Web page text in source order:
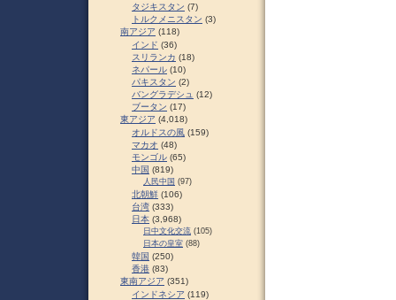
タジキスタン (7)
トルクメニスタン (3)
南アジア (118)
インド (36)
スリランカ (18)
ネパール (10)
パキスタン (2)
バングラデシュ (12)
ブータン (17)
東アジア (4,018)
オルドスの風 (159)
マカオ (48)
モンゴル (65)
中国 (819)
人民中国 (97)
北朝鮮 (106)
台湾 (333)
日本 (3,968)
日中文化交流 (105)
日本の皇室 (88)
韓国 (250)
香港 (83)
東南アジア (351)
インドネシア (119)